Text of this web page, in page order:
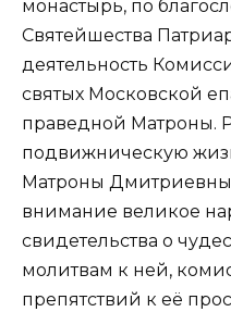
монастырь, по
Святейшества
деятельность
святых Московской
праведной Матроны.
подвижническую
Матроны
внимание великое
свидетельства о
молитвам к ней,
препятствий к её